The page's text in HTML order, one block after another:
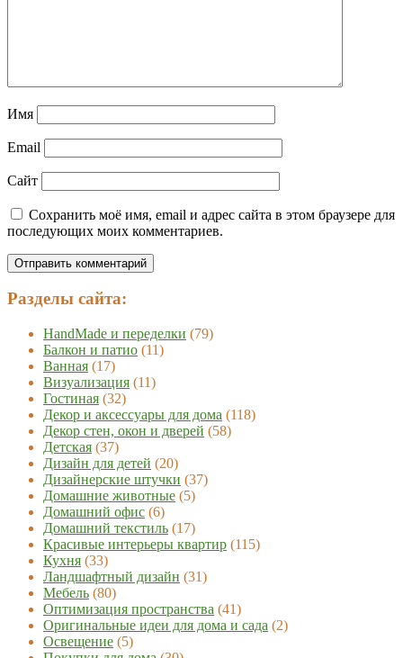
Имя
Email
Сайт
Сохранить моё имя, email и адрес сайта в этом браузере для
последующих моих комментариев.
Разделы сайта:
HandMade и переделки (79)
Балкон и патио (11)
Ванная (17)
Визуализация (11)
Гостиная (32)
Декор и аксессуары для дома (118)
Декор стен, окон и дверей (58)
Детская (37)
Дизайн для детей (20)
Дизайнерские штучки (37)
Домашние животные (5)
Домашний офис (6)
Домашний текстиль (17)
Красивые интерьеры квартир (115)
Кухня (33)
Ландшафтный дизайн (31)
Мебель (80)
Оптимизация пространства (41)
Оригинальные идеи для дома и сада (2)
Освещение (5)